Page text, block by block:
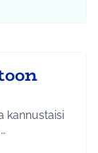
kannustaisi
…